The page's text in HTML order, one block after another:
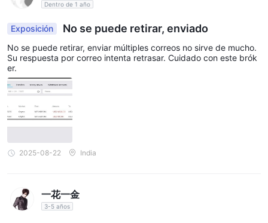
Dentro de 1 año
Exposición No se puede retirar, enviado
No se puede retirar, enviar múltiples correos no sirve de mucho.
Su respuesta por correo intenta retrasar. Cuidado con este brók
er.
2025-08-22 India
一花一金
3-5 años